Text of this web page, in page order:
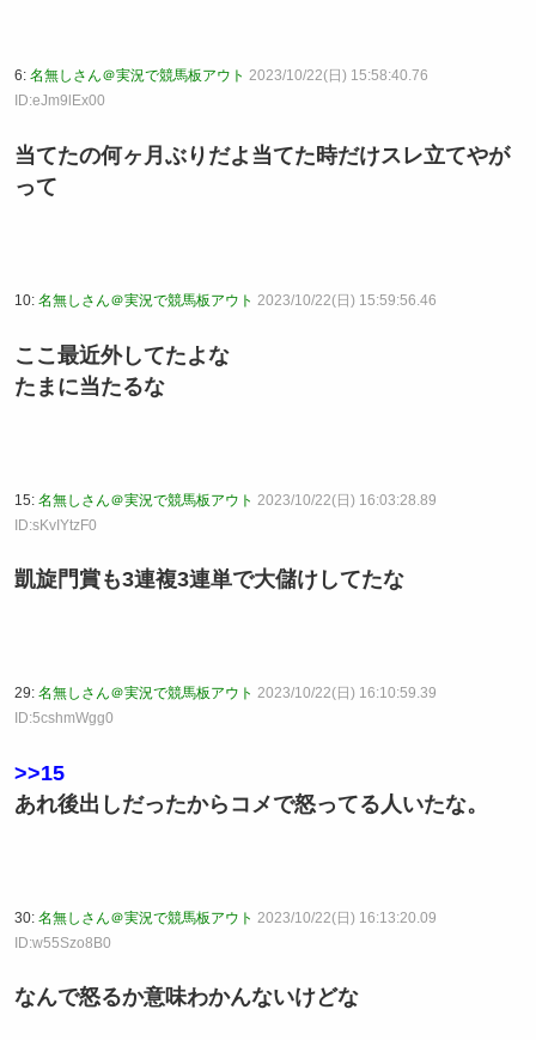
6: 名無しさん＠実況で競馬板アウト 2023/10/22(日) 15:58:40.76
ID:eJm9lEx00
当てたの何ヶ月ぶりだよ当てた時だけスレ立てやが
って
10: 名無しさん＠実況で競馬板アウト 2023/10/22(日) 15:59:56.46
ここ最近外してたよな
たまに当たるな
15: 名無しさん＠実況で競馬板アウト 2023/10/22(日) 16:03:28.89
ID:sKvIYtzF0
凱旋門賞も3連複3連単で大儲けしてたな
29: 名無しさん＠実況で競馬板アウト 2023/10/22(日) 16:10:59.39
ID:5cshmWgg0
>>15
あれ後出しだったからコメで怒ってる人いたな。
30: 名無しさん＠実況で競馬板アウト 2023/10/22(日) 16:13:20.09
ID:w55Szo8B0
なんで怒るか意味わかんないけどな